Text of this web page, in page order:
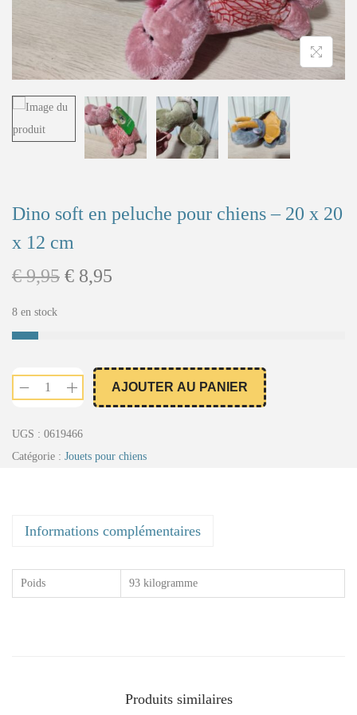
Dino soft en peluche pour chiens – 20 x 20
x 12 cm
€9,95 € 8,95
8 en stock
AJOUTER AU PANIER
UGS : 0619466
Catégorie : Jouets pour chiens
Informations complémentaires
Poids 93 kilogramme
Produits similaires